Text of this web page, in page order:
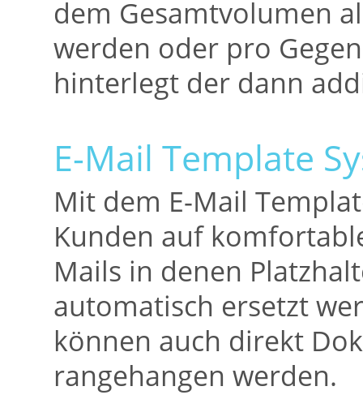
dem Gesamtvolumen
werden oder pro
hinterlegt der dann
E-Mail Template
Mit dem E-Mail
Kunden auf
Mails in denen
automatisch ersetzt
können auch direkt
rangehangen werden.